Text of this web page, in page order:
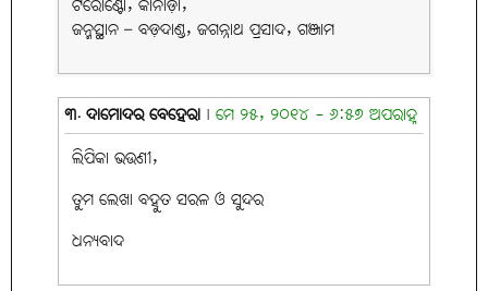
ଜନ୍ମସ୍ଥାନ – ବଡ଼ଦାଣ୍ଡ, ଜଗନ୍ନାଥ ପ୍ରସାଦ, ଗଞ୍ଜାମ
୩. ଦାମୋଦର ବେହେରା| ମେ ୨୫, ୨୦୧୪ - ୬:୫୭ ଅପରାହ୍ନ
ଲିପିକା ଭଉଣୀ,
ତୁମ ଲେଖା ବହୁତ ସରଳ ଓ ସୁନ୍ଦର
ଧନ୍ୟବାଦ